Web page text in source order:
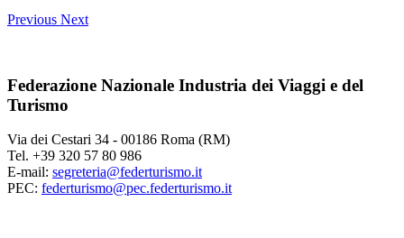
Previous Next
Federazione Nazionale Industria dei Viaggi e del
Turismo
Via dei Cestari 34 - 00186 Roma (RM)
Tel. +39 320 57 80 986
E-mail: segreteria@federturismo.it
PEC: federturismo@pec.federturismo.it